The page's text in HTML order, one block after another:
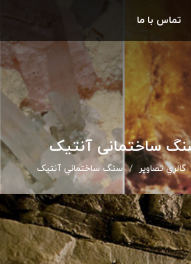
تماس با ما
ساختماني آنتيک
گالري تصاوير سنگ ساختماني آنتيک